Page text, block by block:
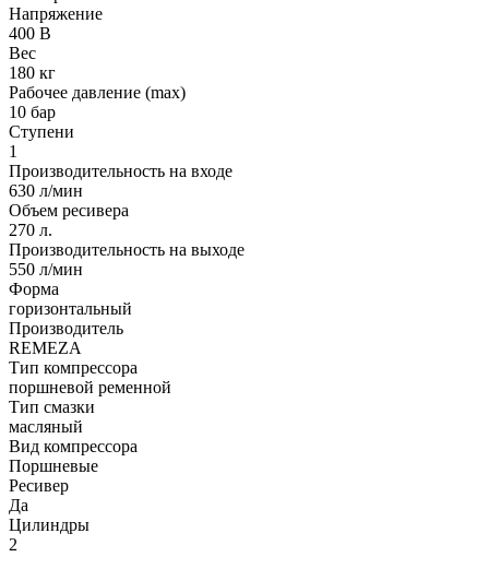
Напряжение
400 В
Вес
180 кг
Рабочее давление (max)
10 бар
Ступени
1
Производительность на входе
630 л/мин
Объем ресивера
270 л.
Производительность на выходе
550 л/мин
Форма
горизонтальный
Производитель
REMEZA
Тип компрессора
поршневой ременной
Тип смазки
масляный
Вид компрессора
Поршневые
Ресивер
Да
Цилиндры
2